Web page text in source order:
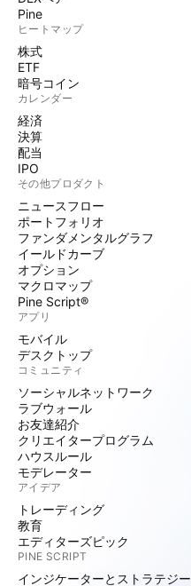
Pine
ヒートマップ
株式
ETF
暗号コイン
カレンダー
経済
決算
配当
IPO
その他プロダクト
ニュースフロー
ポートフォリオ
ファンダメンタルグラフ
イールドカーブ
オプション
マクロマップ
Pine Script®
アプリ
モバイル
デスクトップ
コミュニティ
ソーシャルネットワーク
ラブウォール
お友達紹介
クリエイタープログラム
ハウスルール
モデレーター
アイデア
トレーディング
教育
エディターズピック
PINE SCRIPT
インジケーターとストラテジー